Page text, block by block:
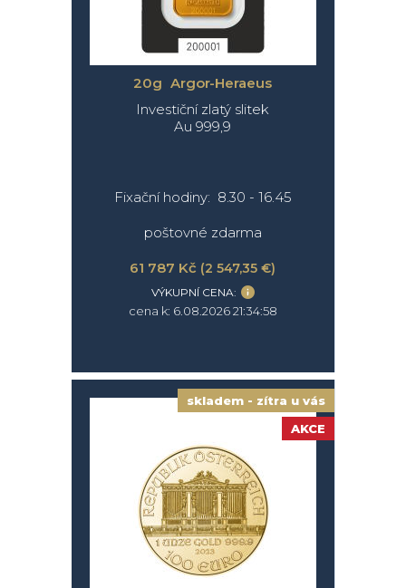
20g Argor-Heraeus
Investiční zlatý slitek
Au 999,9
Fixační hodiny: 8.30 - 16.45
poštovné zdarma
61 787 Kč (2 547,35 €)
VÝKUPNÍ CENA:
cena k: 6.08.2026 21:34:58
skladem - zítra u vás
AKCE